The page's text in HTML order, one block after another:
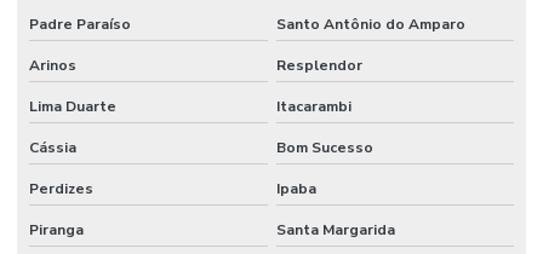
Terminal Hidraulico Macho Npt
Terminal Hidráulico Orfs
Terminal Hidráulico Para Mangueira
Terminal Hidráulico Unf Jic Para Mangueiras
Terminal Hidráulico Variado Minas Gerais
Terminal Macho Fixo Para Mangueira Minas Gerais
Padre Paraíso Santo Antônio do Amparo
Arinos Resplendor
Lima Duarte Itacarambi
Cássia Bom Sucesso
Perdizes Ipaba
Piranga Santa Margarida